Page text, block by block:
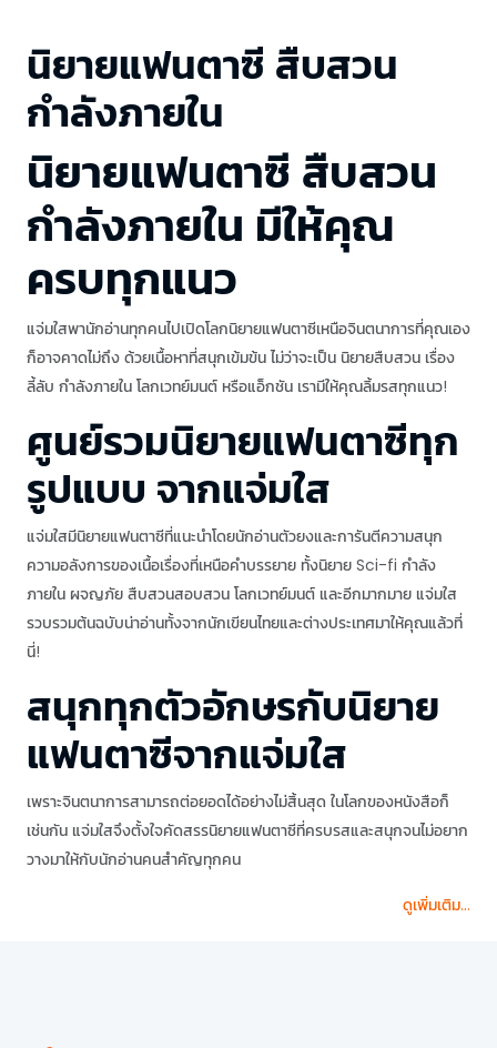
นิยายแฟนตาซี สืบสวน
กำลังภายใน
นิยายแฟนตาซี สืบสวน
กำลังภายใน มีให้คุณ
ครบทุกแนว
แจ่มใสพานักอ่านทุกคนไปเปิดโลกนิยายแฟนตาซีเหนือจินตนาการที่คุณเอง
ก็อาจคาดไม่ถึง ด้วยเนื้อหาที่สนุกเข้มข้น ไม่ว่าจะเป็น นิยายสืบสวน เรื่อง
ลี้ลับ กำลังภายใน โลกเวทย์มนต์ หรือแอ็กชัน เรามีให้คุณลิ้มรสทุกแนว!
ศูนย์รวมนิยายแฟนตาซีทุก
รูปแบบ จากแจ่มใส
แจ่มใสมีนิยายแฟนตาซีที่แนะนำโดยนักอ่านตัวยงและการันตีความสนุก
ความอลังการของเนื้อเรื่องที่เหนือคำบรรยาย ทั้งนิยาย Sci-fi กำลัง
ภายใน ผจญภัย สืบสวนสอบสวน โลกเวทย์มนต์ และอีกมากมาย แจ่มใส
รวบรวมต้นฉบับน่าอ่านทั้งจากนักเขียนไทยและต่างประเทศมาให้คุณแล้วที่
นี่!
สนุกทุกตัวอักษรกับนิยาย
แฟนตาซีจากแจ่มใส
เพราะจินตนาการสามารถต่อยอดได้อย่างไม่สิ้นสุด ในโลกของหนังสือก็
เช่นกัน แจ่มใสจึงตั้งใจคัดสรรนิยายแฟนตาซีที่ครบรสและสนุกจนไม่อยาก
วางมาให้กับนักอ่านคนสำคัญทุกคน
ดูเพิ่มเติม...